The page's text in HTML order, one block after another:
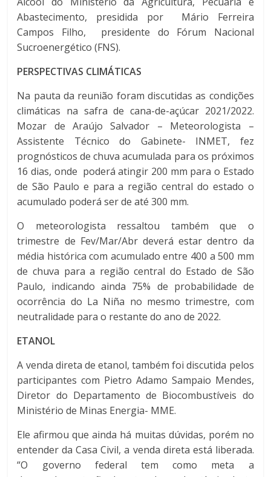
Abastecimento, presidida por
Mário Ferreira
Campos Filho, presidente do Fórum Nacional
Sucroenergético (FNS).
PERSPECTIVAS CLIMÁTICAS
Na pauta da reunião foram discutidas as condições
climáticas na safra de cana-de-açúcar 2021/2022.
Mozar de Araújo Salvador – Meteorologista –
Assistente Técnico do Gabinete- INMET, fez
prognósticos de chuva acumulada para os próximos
16 dias, onde poderá atingir 200 mm para o Estado
de São Paulo e para a região central do estado o
acumulado poderá ser de até 300 mm.
O meteorologista ressaltou também que o
trimestre de Fev/Mar/Abr deverá estar dentro da
média histórica com acumulado entre 400 a 500 mm
de chuva para a região central do Estado de São
Paulo, indicando ainda 75% de probabilidade de
ocorrência do La Niña no mesmo trimestre, com
neutralidade para o restante do ano de 2022.
ETANOL
A venda direta de etanol, também foi discutida pelos
participantes com Pietro Adamo Sampaio Mendes,
Diretor do Departamento de Biocombustíveis do
Ministério de Minas Energia- MME.
Ele afirmou que ainda há muitas dúvidas, porém no
entender da Casa Civil, a venda direta está liberada.
“O governo federal tem como meta a